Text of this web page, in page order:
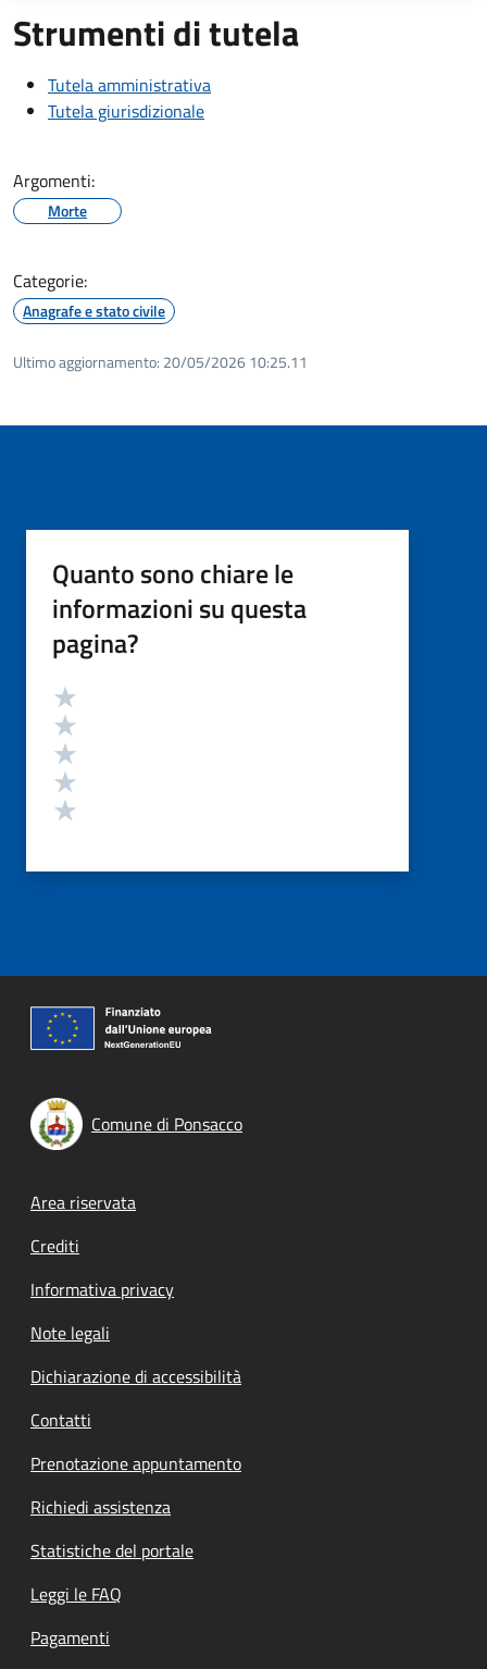
Strumenti di tutela
Tutela amministrativa
Tutela giurisdizionale
Argomenti:
Morte
Categorie:
Anagrafe e stato civile
Ultimo aggiornamento: 20/05/2026 10:25.11
Quanto sono chiare le
informazioni su questa
pagina?
Valutazione
Comune di Ponsacco
Footer menu
Area riservata
Crediti
Informativa privacy
Note legali
Dichiarazione di accessibilità
Contatti
Prenotazione appuntamento
Richiedi assistenza
Statistiche del portale
Leggi le FAQ
Pagamenti